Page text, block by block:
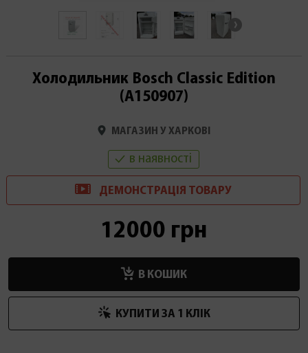
Холодильник Bosch Classic Edition
(А150907)
МАГАЗИН У ХАРКОВІ
в наявності
ДЕМОНСТРАЦІЯ ТОВАРУ
12000 грн
В КОШИК
КУПИТИ ЗА 1 КЛIК